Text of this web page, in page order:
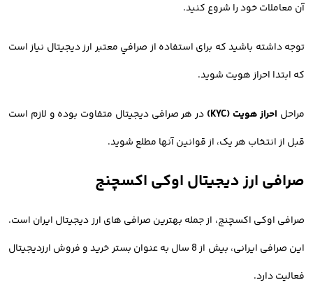
آن معاملات خود را شروع کنید.
توجه داشته باشید که برای استفاده از صرافي معتبر ارز ديجيتال نیاز است
که ابتدا احراز هویت شوید.
مراحل احراز هویت (KYC)
در هر صرافی دیجیتال متفاوت بوده و لازم است
قبل از انتخاب هر یک، از قوانین آنها مطلع شوید.
صرافی ارز دیجیتال اوکی اکسچنج
صرافی اوکی اکسچنج، از جمله بهترین صرافی های ارز دیجیتال ایران است.
این صرافی ایرانی، بیش از 8 سال به عنوان بستر خرید و فروش ارزدیجیتال
فعالیت دارد.